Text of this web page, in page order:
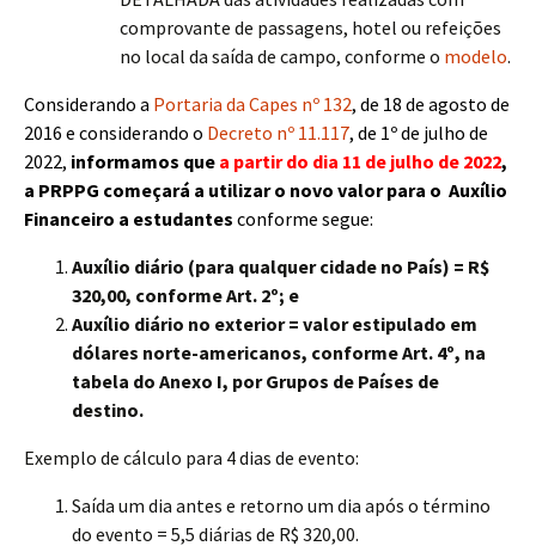
comprovante de passagens, hotel ou refeições
no local da saída de campo, conforme o modelo.
Considerando a Portaria da Capes nº 132, de 18 de agosto de
2016 e considerando o Decreto nº 11.117, de 1º de julho de
2022, informamos que a partir do dia 11 de julho de 2022,
a PRPPG começará a utilizar o novo valor para o Auxílio
Financeiro a estudantes conforme segue:
Auxílio diário (para qualquer cidade no País) = R$
320,00, conforme Art. 2º; e
Auxílio diário no exterior = valor estipulado em
dólares norte-americanos, conforme Art. 4º, na
tabela do Anexo I, por Grupos de Países de
destino.
Exemplo de cálculo para 4 dias de evento:
Saída um dia antes e retorno um dia após o término
do evento = 5,5 diárias de R$ 320,00.